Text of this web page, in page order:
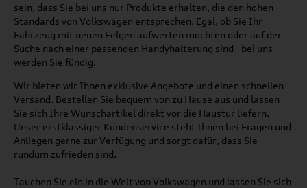
sein, dass Sie bei uns nur Produkte erhalten, die den hohen
Standards von Volkswagen entsprechen. Egal, ob Sie Ihr
Fahrzeug mit neuen Felgen aufwerten möchten oder auf der
Suche nach einer passenden Handyhalterung sind - bei uns
werden Sie fündig.
Wir bieten wir Ihnen exklusive Angebote und einen schnellen
Versand. Bestellen Sie bequem von zu Hause aus und lassen
Sie sich Ihre Wunschartikel direkt vor die Haustür liefern.
Unser erstklassiger Kundenservice steht Ihnen bei Fragen und
Anliegen gerne zur Verfügung und sorgt dafür, dass Sie
rundum zufrieden sind.
Tauchen Sie ein in die Welt von Volkswagen und lassen Sie sich